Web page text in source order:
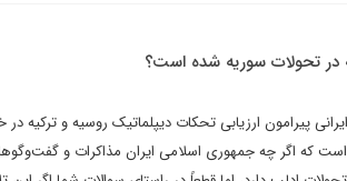
در تحولات سوریه شده است؟
پیرامون ارزیابی تحکات دیپلماتیک روسیه و
که اگر چه جمهوری اسلامی ایران مذاکرات و